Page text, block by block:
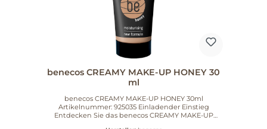
benecos CREAMY MAKE-UP HONEY 30
ml
benecos CREAMY MAKE-UP HONEY 30ml
Artikelnummer: 925035 Einladender Einstieg
Entdecken Sie das benecos CREAMY MAKE-UP